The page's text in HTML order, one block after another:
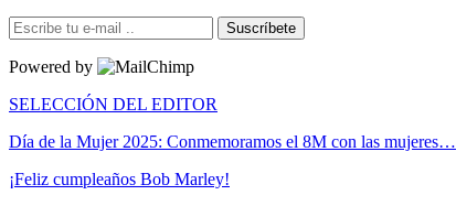
Suscríbete
Powered by
SELECCIÓN DEL EDITOR
Día de la Mujer 2025: Conmemoramos el 8M con las mujeres…
¡Feliz cumpleaños Bob Marley!